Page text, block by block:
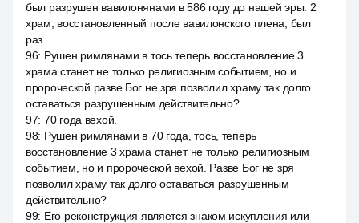
был разрушен вавилонянами в 586 году до нашей эры. 2
храм, восстановленный после вавилонского плена, был
раз.
96: Рушен римлянами в тось теперь восстановление 3
храма станет не только религиозным событием, но и
пророческой разве Бог не зря позволил храму так долго
оставаться разрушенным действительно?
97: 70 года вехой.
98: Рушен римлянами в 70 года, тось, теперь
восстановление 3 храма станет не только религиозным
событием, но и пророческой вехой. Разве Бог не зря
позволил храму так долго оставаться разрушенным
действительно?
99: Его реконструкция является знаком искупления или